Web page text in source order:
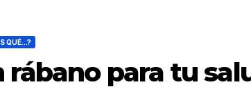
QUÉ...?
rábano para tu